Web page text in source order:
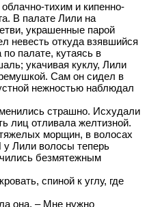
тихим и кипенно-
В палате Лили на
украшенные парой
невесть откуда взявшийся
палате, кутаясь в
укачивая куклу, Лили
Сам он сидел в
нежностью наблюдал
страшно. Исхудали
лиц отливала желтизной.
морщин, в волосах
Лили волосы теперь
безмятежным
спиной к углу, где
она. – Мне нужно